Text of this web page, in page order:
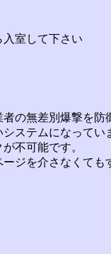
室して下さい
の無差別爆撃を防
ステムになってい
不可能です。
ジを介さなくても